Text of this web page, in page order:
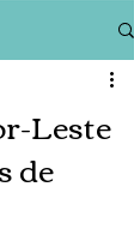
Leste
de